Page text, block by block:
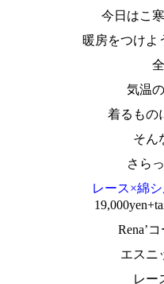
今日はこ
暖房をつけよ
気温
着るもの
そん
さら
レース×綿
Rena’
エスニ
レー